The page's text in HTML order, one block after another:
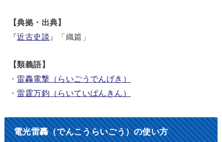
【典拠・出典】
『近古史談 』「織篇」
【類義語】
・雷轟電撃（らいごうでんげき）
・雷霆万鈞（らいていばんきん）
電光雷轟（でんこうらいごう）の使い方